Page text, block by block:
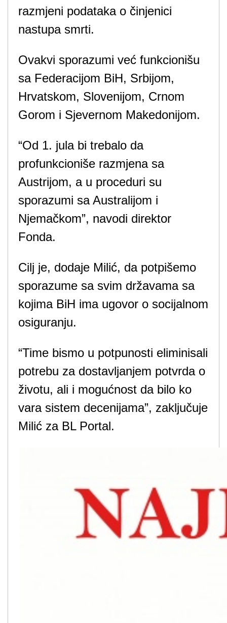
razmjeni podataka o činjenici
nastupa smrti.
Ovakvi sporazumi već funkcionišu
sa Federacijom BiH, Srbijom,
Hrvatskom, Slovenijom, Crnom
Gorom i Sjevernom Makedonijom.
“Od 1. jula bi trebalo da
profunkcioniše razmjena sa
Austrijom, a u proceduri su
sporazumi sa Australijom i
Njemačkom”, navodi direktor
Fonda.
Cilj je, dodaje Milić, da potpišemo
sporazume sa svim državama sa
kojima BiH ima ugovor o socijalnom
osiguranju.
“Time bismo u potpunosti eliminisali
potrebu za dostavljanjem potvrda o
životu, ali i mogućnost da bilo ko
vara sistem decenijama”, zaključuje
Milić za BL Portal.